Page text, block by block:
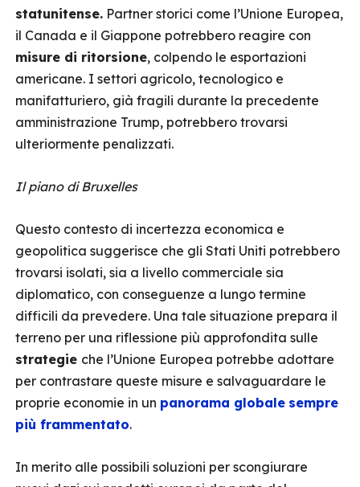
statunitense. Partner storici come l’Unione Europea,
il Canada e il Giappone potrebbero reagire con
misure di ritorsione, colpendo le esportazioni
americane. I settori agricolo, tecnologico e
manifatturiero, già fragili durante la precedente
amministrazione Trump, potrebbero trovarsi
ulteriormente penalizzati.
Il piano di Bruxelles
Questo contesto di incertezza economica e
geopolitica suggerisce che gli Stati Uniti potrebbero
trovarsi isolati, sia a livello commerciale sia
diplomatico, con conseguenze a lungo termine
difficili da prevedere. Una tale situazione prepara il
terreno per una riflessione più approfondita sulle
strategie che l’Unione Europea potrebbe adottare
per contrastare queste misure e salvaguardare le
proprie economie in un panorama globale sempre
più frammentato.
In merito alle possibili soluzioni per scongiurare